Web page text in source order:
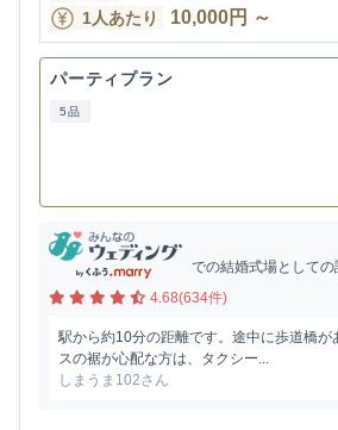
1人あたり 10,000円 ～
パーティプラン
5品
での結婚式場としての
4.68(634件)
駅から約10分の距離です。途中に歩道橋が
スの裾が心配な方は、タクシー...
しまうま102さん